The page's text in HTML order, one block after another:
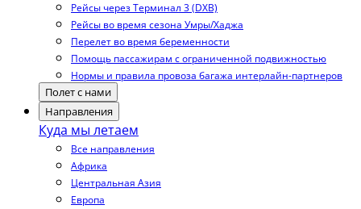
Рейсы через Терминал 3 (DXB)
Рейсы во время сезона Умры/Хаджа
Перелет во время беременности
Помощь пассажирам с ограниченной подвижностью
Нормы и правила провоза багажа интерлайн-партнеров
Полет с нами
Направления
Куда мы летаем
Все направления
Африка
Центральная Азия
Европа